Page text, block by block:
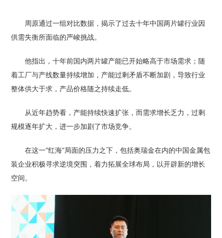
周原通过一组对比数据，揭示了过去十年中国两片罐行业因
供需失衡所面临的严峻挑战。
他指出，十年前国内两片罐产能已开始略高于市场需求；随
着工厂与产线数量持续增加，产能过剩矛盾不断加剧，导致行业
整体供大于求，产品价格随之持续走低。
从近年趋势看，产能持续快速扩张，而需求增长乏力，过剩
规模逐年扩大，进一步加剧了市场竞争。
在这一“红海”局面的压力之下，包括奥瑞金在内的中国金属包
装企业积极寻求逆境突围，着力拓展全球布局，以开辟新的增长
空间。